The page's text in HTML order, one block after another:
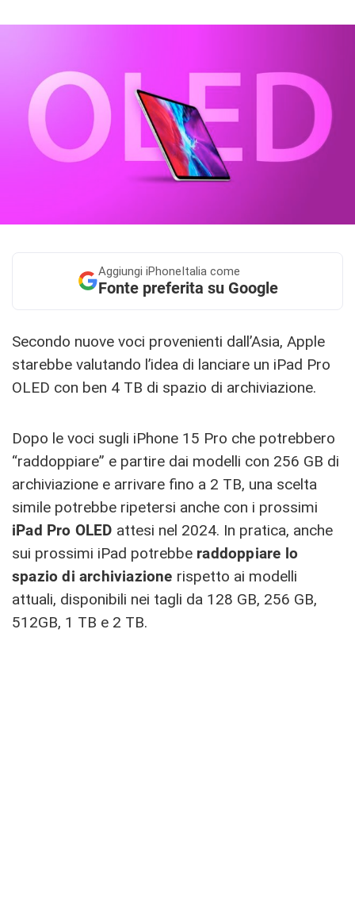
Aggiungi iPhoneItalia come
Fonte preferita su Google
Secondo nuove voci provenienti dall’Asia, Apple
starebbe valutando l’idea di lanciare un iPad Pro
OLED con ben 4 TB di spazio di archiviazione.
Dopo le voci sugli iPhone 15 Pro che potrebbero
“raddoppiare” e partire dai modelli con 256 GB di
archiviazione e arrivare fino a 2 TB, una scelta
simile potrebbe ripetersi anche con i prossimi
iPad Pro OLED attesi nel 2024. In pratica, anche
sui prossimi iPad potrebbe raddoppiare lo
spazio di archiviazione rispetto ai modelli
attuali, disponibili nei tagli da 128 GB, 256 GB,
512GB, 1 TB e 2 TB.